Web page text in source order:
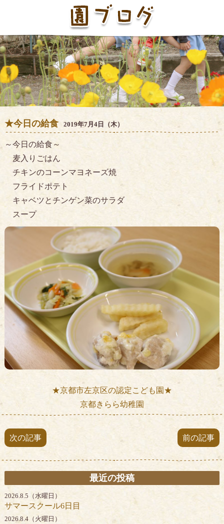
★今日の給食 2019年7月4日（木）
～今日の給食～
麦入りごはん
チキンのコーンマヨネーズ焼
フライドポテト
キャベツとチンゲン菜のサラダ
スープ
★京都市左京区の認定こども園★
京都きらら幼稚園
次の記事 前の記事
最近の投稿
2026.8.5（水曜日）
サマースクール6日目
2026.8.4（火曜日）